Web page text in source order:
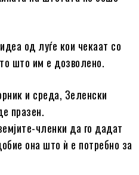
од луѓе кои чекаат со
што им е дозволено.
и среда, Зеленски
празен.
членки да го дадат
она што ѝ е потребно за